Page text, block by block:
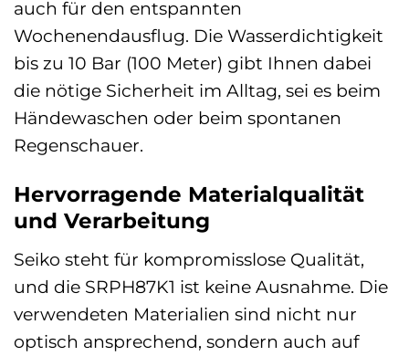
auch für den entspannten
Wochenendausflug. Die Wasserdichtigkeit
bis zu 10 Bar (100 Meter) gibt Ihnen dabei
die nötige Sicherheit im Alltag, sei es beim
Händewaschen oder beim spontanen
Regenschauer.
Hervorragende Materialqualität
und Verarbeitung
Seiko steht für kompromisslose Qualität,
und die SRPH87K1 ist keine Ausnahme. Die
verwendeten Materialien sind nicht nur
optisch ansprechend, sondern auch auf